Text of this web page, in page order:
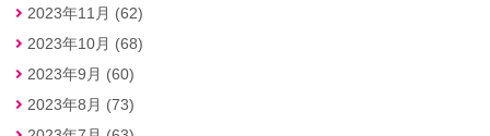
2023年11月 (62)
2023年10月 (68)
2023年9月 (60)
2023年8月 (73)